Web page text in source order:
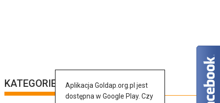
KATEGORIE
Aplikacja Goldap.org.pl jest
dostępna w Google Play. Czy